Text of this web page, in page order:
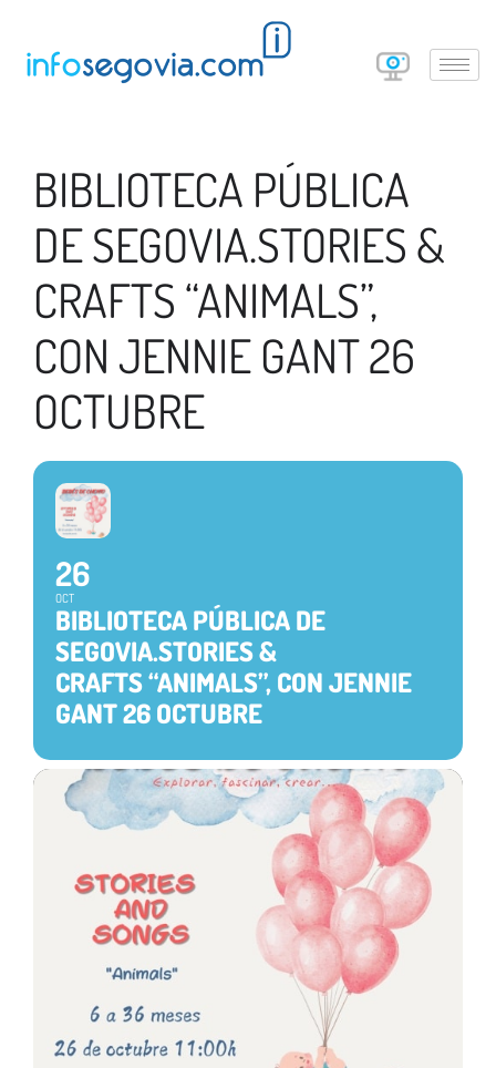
BIBLIOTECA PÚBLICA
DE SEGOVIA.STORIES &
CRAFTS “ANIMALS”,
CON JENNIE GANT 26
OCTUBRE
26
OCT
BIBLIOTECA PÚBLICA DE
SEGOVIA.STORIES &
CRAFTS “ANIMALS”, CON JENNIE
GANT 26 OCTUBRE